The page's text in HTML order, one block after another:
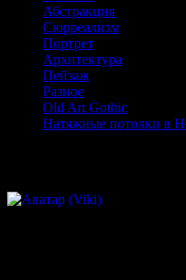
Абстракция
Сюрреализм
Портрет
Архитектура
Пейзаж
Разное
Old Art Gothic
Натяжные потолки в